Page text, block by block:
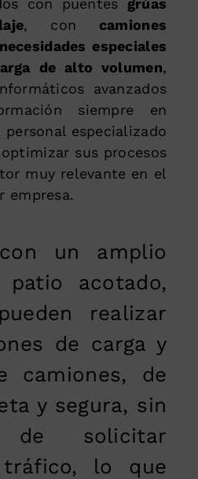
con puentes grúas
, con camiones
especiales
de alto volumen,
avanzados
siempre en
especializado
sus procesos
muy relevante en el
empresa.
un amplio
acotado,
realizar
de carga y
camiones, de
y segura, sin
de solicitar
lo que